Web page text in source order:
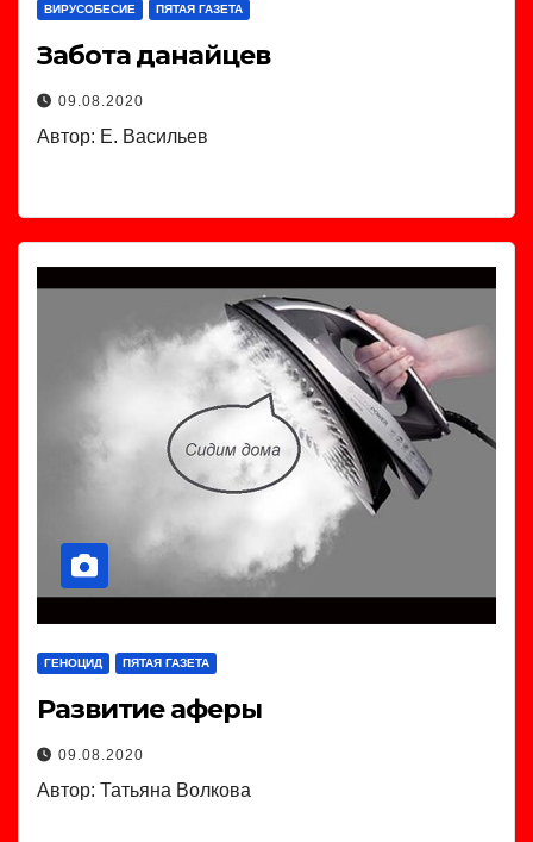
ВИРУСОБЕСИЕ ПЯТАЯ ГАЗЕТА
Забота данайцев
09.08.2020
Автор: Е. Васильев
ГЕНОЦИД ПЯТАЯ ГАЗЕТА
Развитие аферы
09.08.2020
Автор: Татьяна Волкова